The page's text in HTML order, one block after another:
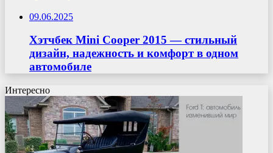
09.06.2025
Хэтчбек Mini Cooper 2015 — стильный
дизайн, надежность и комфорт в одном
автомобиле
Интересно